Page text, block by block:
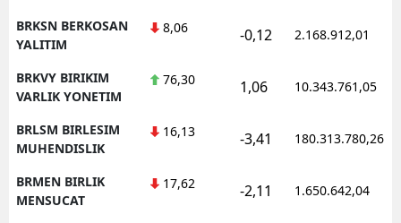
BRKSN BERKOSAN
YALITIM
8,06 -0,12 2.168.912,01
BRKVY BIRIKIM
VARLIK YONETIM
76,30 1,06 10.343.761,05
BRLSM BIRLESIM
MUHENDISLIK
16,13 -3,41 180.313.780,26
BRMEN BIRLIK
MENSUCAT
17,62 -2,11 1.650.642,04